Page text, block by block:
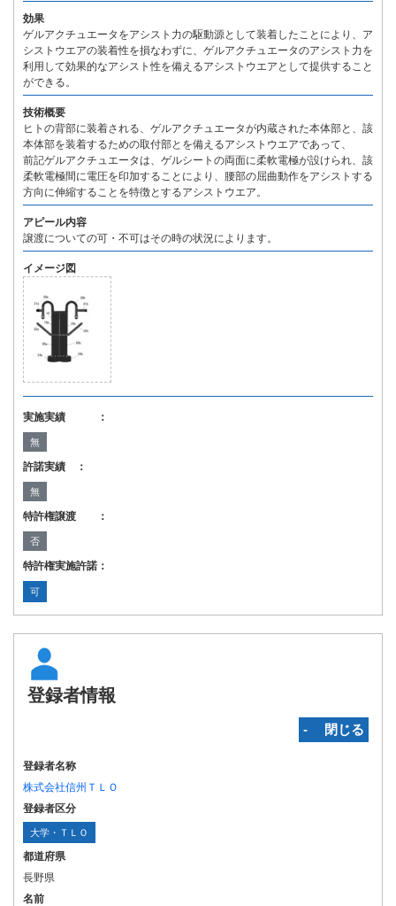
効果
ゲルアクチュエータをアシスト力の駆動源として装着したことにより、ア
シストウエアの装着性を損なわずに、ゲルアクチュエータのアシスト力を
利用して効果的なアシスト性を備えるアシストウエアとして提供すること
ができる。
技術概要
ヒトの背部に装着される、ゲルアクチュエータが内蔵された本体部と、該
本体部を装着するための取付部とを備えるアシストウエアであって、
前記ゲルアクチュエータは、ゲルシートの両面に柔軟電極が設けられ、該
柔軟電極間に電圧を印加することにより、腰部の屈曲動作をアシストする
方向に伸縮することを特徴とするアシストウエア。
アピール内容
譲渡についての可・不可はその時の状況によります。
イメージ図
実施実績 ：
無
許諾実績 ：
無
特許権譲渡 ：
否
特許権実施許諾：
可
登録者情報
‐ 閉じる
登録者名称
株式会社信州ＴＬＯ
登録者区分
大学・ＴＬＯ
都道府県
長野県
名前